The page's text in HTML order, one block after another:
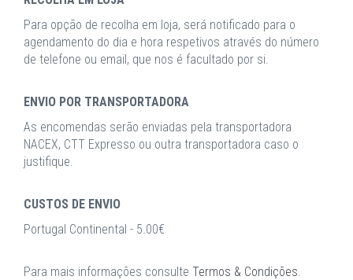
Para opção de recolha em loja, será notificado para o
agendamento do dia e hora respetivos através do número
de telefone ou email, que nos é facultado por si.
ENVIO POR TRANSPORTADORA
As encomendas serão enviadas pela transportadora
NACEX, CTT Expresso ou outra transportadora caso o
justifique.
CUSTOS DE ENVIO
Portugal Continental - 5.00€
Para mais informações consulte Termos & Condições.